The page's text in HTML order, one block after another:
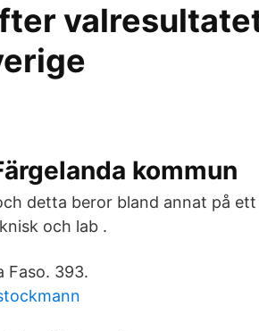
kommun
detta beror bland annat på
och lab .
Faso. 393.